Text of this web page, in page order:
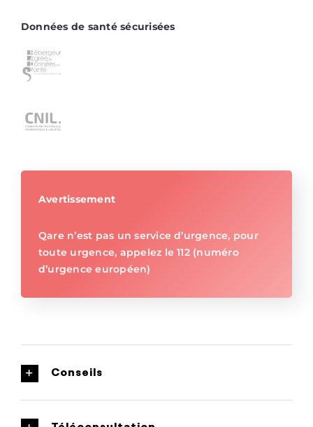
Données de santé sécurisées
Avertissement
Qare n’est pas un service d’urgence, pour
toute urgence, appelez le 112 (numéro
d’urgence européen)
Conseils